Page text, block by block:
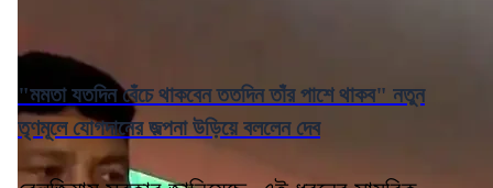
"মমতা যতদিন বেঁচে থাকবেন ততদিন তাঁর পাশে থাকব" নতুন
তৃণমূলে যোগদানের জল্পনা উড়িয়ে বললেন দেব